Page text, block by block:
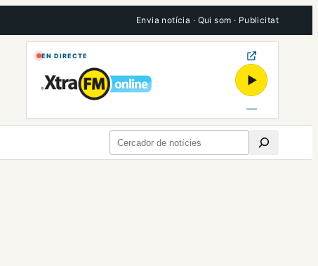
Envia notícia · Qui som · Publicitat
EN DIRECTE
▶
Cerca